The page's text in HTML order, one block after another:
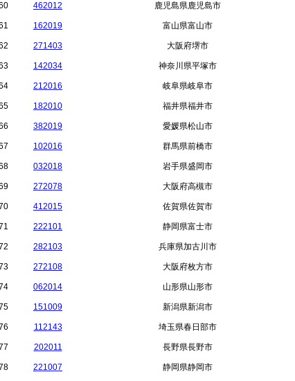
462012 鹿児島県鹿児島市
162019 富山県富山市
271403 大阪府堺市
142034 神奈川県平塚市
212016 岐阜県岐阜市
182010 福井県福井市
382019 愛媛県松山市
102016 群馬県前橋市
032018 岩手県盛岡市
272078 大阪府高槻市
412015 佐賀県佐賀市
222101 静岡県富士市
282103 兵庫県加古川市
272108 大阪府枚方市
062014 山形県山形市
151009 新潟県新潟市
112143 埼玉県春日部市
202011 長野県長野市
221007 静岡県静岡市